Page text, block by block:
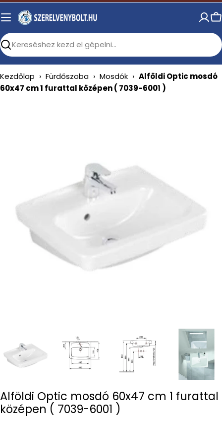
Skip
to
Search
Kezdőlap › Fürdőszoba › Mosdók › Alföldi Optic mosdó
60x47 cm 1 furattal középen ( 7039-6001 )
media 0 in modal
Alföldi Optic mosdó 60x47 cm 1 furattal
középen ( 7039-6001 )